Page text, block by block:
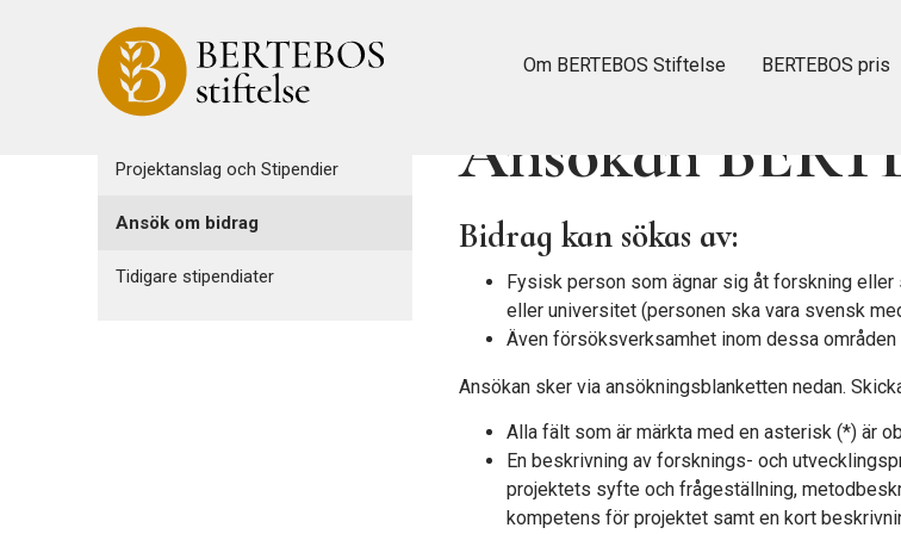
Om BERTEBOS Stiftelse BERTEBOS pris
Projektanslag och Stipendier
Ansök om bidrag
Tidigare stipendiater
Ansökan
Bidrag kan sökas av:
Fysisk person som ägnar sig åt forskning
eller universitet (personen ska vara svensk
Även försöksverksamhet inom dessa
Ansökan sker via ansökningsblanketten nedan.
Alla fält som är märkta med en asterisk (*) är
En beskrivning av forsknings- och
projektets syfte och frågeställning,
kompetens för projektet samt en kort